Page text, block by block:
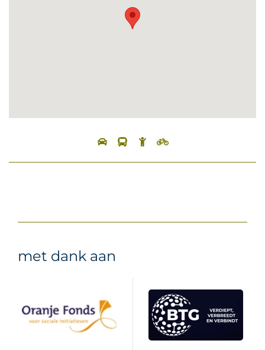
met dank aan